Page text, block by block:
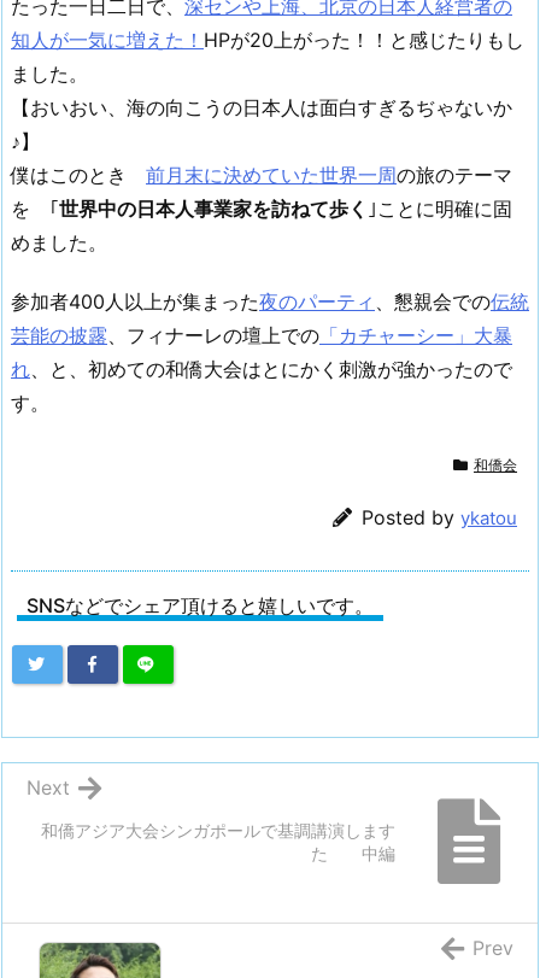
たった一日二日で、 深センや上海、北京の日本人経営者の
知人が一気に増えた！ HPが20上がった！！と感じたりもし
ました。
【おいおい、海の向こうの日本人は面白すぎるぢゃないか
♪】
僕はこのとき 前月末に決めていた世界一周の旅のテーマ
を ｢世界中の日本人事業家を訪ねて歩く ｣ことに明確に固
めました。
参加者400人以上が集まった夜のパーティ 、懇親会での伝統
芸能の披露 、フィナーレの壇上での 「カチャーシー」大暴
れ 、と、初めての和僑大会はとにかく刺激が強かったので
す。
和僑会
Posted by ykatou
SNSなどでシェア頂けると嬉しいです。
和僑アジア大会シンガポールで基調講演します
た 中編
Next
Prev